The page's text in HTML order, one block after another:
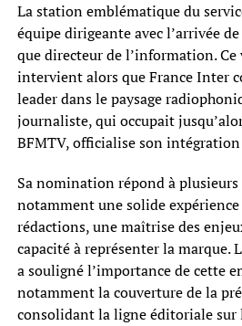
La station emblématique du
équipe dirigeante avec l’arrivée
que directeur de l’information.
intervient alors que France Inter
leader dans le paysage
journaliste, qui occupait
BFMTV, officialise son
Sa nomination répond à
notamment une solide expérience
rédactions, une maîtrise des
capacité à représenter la marque.
a souligné l’importance de cette
notamment la couverture de la
consolidant la ligne éditoriale sur